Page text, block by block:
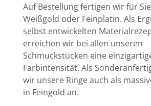
Auf Bestellung fertigen wir für
Weißgold oder Feinplatin. Als
selbst entwickelten
erreichen wir bei allen unseren
Schmuckstücken eine
Farbintensität. Als
wir unsere Ringe auch als
in Feingold an.